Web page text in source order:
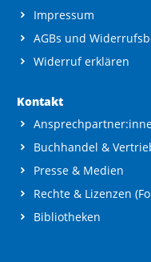
Impressum
AGBs und
Widerruf erklären
Kontakt
Buchhandel &
Presse & Medien
Rechte & Lizenzen
Bibliotheken